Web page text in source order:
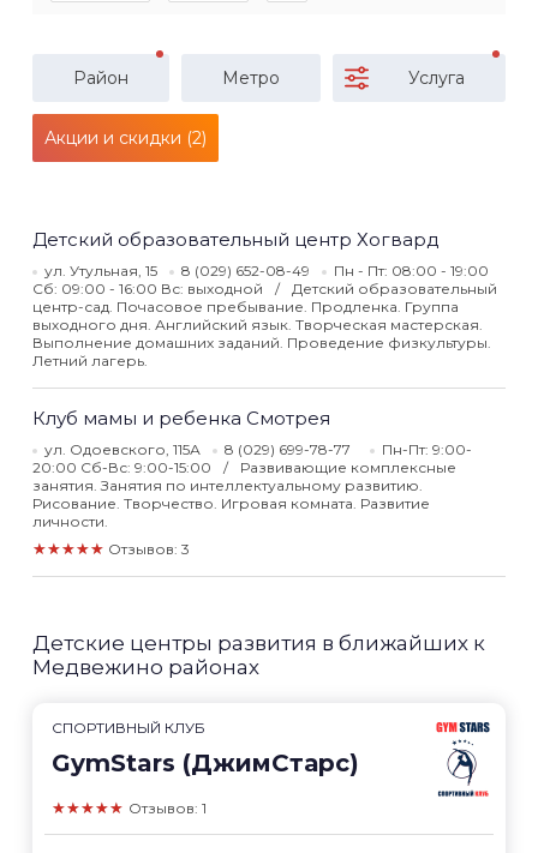
Район Метро Услуга
Акции и скидки (2)
Детский образовательный центр Хогвард
ул. Утульная, 15 8 (029) 652-08-49
Пн - Пт: 08:00 - 19:00
Сб: 09:00 - 16:00 Вс: выходной
Детский образовательный
центр-сад. Почасовое пребывание. Продленка. Группа
выходного дня. Английский язык. Творческая мастерская.
Выполнение домашних заданий. Проведение физкультуры.
Летний лагерь.
Клуб мамы и ребенка Смотрея
ул. Одоевского, 115А 8 (029) 699-78-77
Пн-Пт: 9:00-
20:00 Сб-Вс: 9:00-15:00
Развивающие комплексные
занятия. Занятия по интеллектуальному развитию.
Рисование. Творчество. Игровая комната. Развитие
личности.
★★★★★ Отзывов: 3
Детские центры развития в ближайших к
Медвежино районах
СПОРТИВНЫЙ КЛУБ
GymStars (ДжимСтарс)
★★★★★ Отзывов: 1